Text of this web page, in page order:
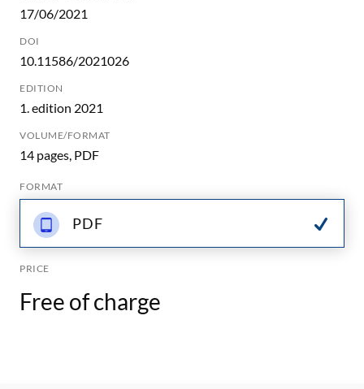
17/06/2021
DOI
10.11586/2021026
EDITION
1. edition 2021
VOLUME/FORMAT
14 pages, PDF
FORMAT
PDF
PRICE
Free of charge